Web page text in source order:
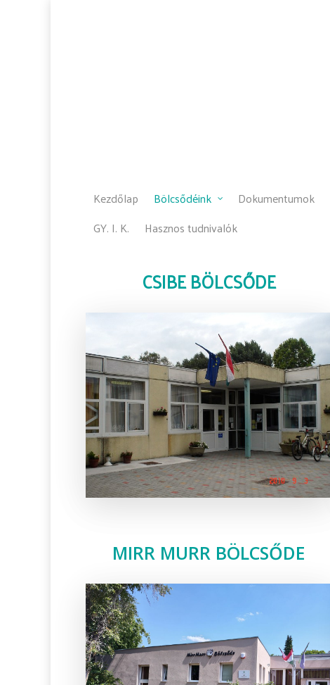
Kezdőlap Bölcsődéink Dokumentumok
GY. I. K.
Hasznos tudnivalók
CSIBE BÖLCSŐDE
MIRR MURR BÖLCSŐDE